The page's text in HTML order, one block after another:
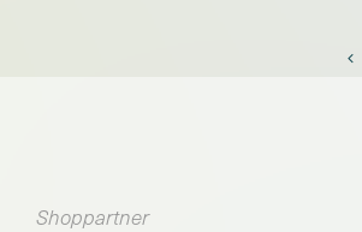
Shoppartner